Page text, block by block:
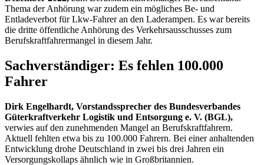
Thema der Anhörung war zudem ein mögliches Be- und
Entladeverbot für Lkw-Fahrer an den Laderampen. Es war bereits
die dritte öffentliche Anhörung des Verkehrsausschusses zum
Berufskraftfahrermangel in diesem Jahr.
Sachverständiger: Es fehlen 100.000
Fahrer
Dirk Engelhardt, Vorstandssprecher des Bundesverbandes
Güterkraftverkehr Logistik und Entsorgung e. V. (BGL),
verwies auf den zunehmenden Mangel an Berufskraftfahrern.
Aktuell fehlten etwa bis zu 100.000 Fahrern. Bei einer anhaltenden
Entwicklung drohe Deutschland in zwei bis drei Jahren ein
Versorgungskollaps ähnlich wie in Großbritannien.